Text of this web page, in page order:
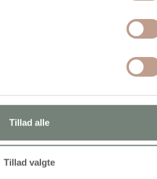
Tillad alle
Tillad valgte
mere til kun: 7,25 kr.
1 pk.